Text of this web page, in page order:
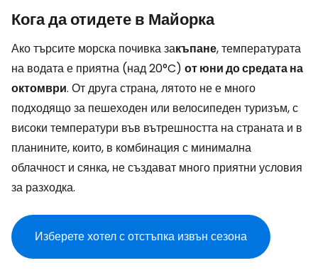
Кога да отидете в Майорка
Ако търсите морска почивка закъпане, температурата
на водата е приятна (над 20°C) от юни до средата на
октомври. От друга страна, лятото не е много
подходящо за пешеходен или велосипеден туризъм, с
високи температури във вътрешността на страната и в
планините, които, в комбинация с минимална
облачност и сянка, не създават много приятни условия
за разходка.
Изберете хотел с отстъпка извън сезона